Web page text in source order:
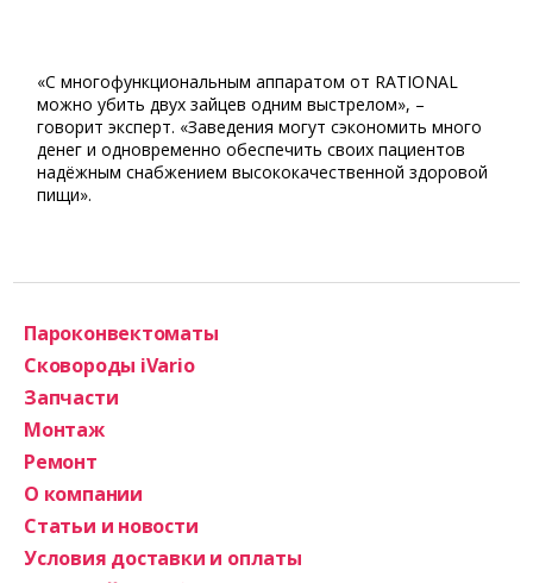
«С многофункциональным аппаратом от RATIONAL
можно убить двух зайцев одним выстрелом», –
говорит эксперт. «Заведения могут сэкономить много
денег и одновременно обеспечить своих пациентов
надёжным снабжением высококачественной здоровой
пищи».
Пароконвектоматы
Сковороды iVario
Запчасти
Монтаж
Ремонт
О компании
Статьи и новости
Условия доставки и оплаты